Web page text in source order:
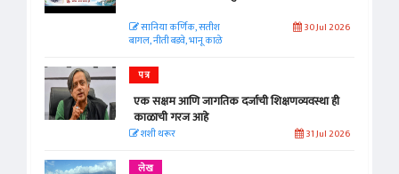
सानिया कर्णिक, सतीश
बागल, नीती बडवे, भानू काळे
30 Jul 2026
पत्र
एक सक्षम आणि जागतिक दर्जाची शिक्षणव्यवस्था ही
काळाची गरज आहे
शशी थरूर 31 Jul 2026
लेख